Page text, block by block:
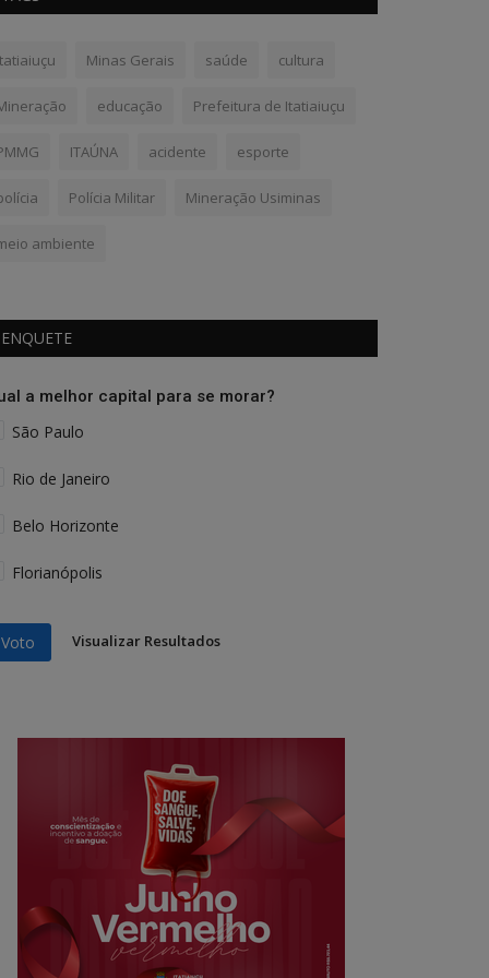
Minas Gerais saúde cultura
educação Prefeitura de Itatiaiuçu
ITAÚNA acidente esporte
Polícia Militar Mineração Usiminas
ambiente
ENQUETE
a melhor capital para se morar?
São Paulo
Rio de Janeiro
Belo Horizonte
Florianópolis
Voto Visualizar Resultados